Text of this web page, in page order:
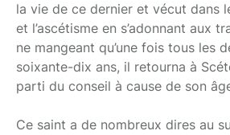
la vie de ce dernier et vécut dans
et l’ascétisme en s’adonnant aux
ne mangeant qu’une fois tous les
soixante-dix ans, il retourna à
parti du conseil à cause de son
Ce saint a de nombreux dires au